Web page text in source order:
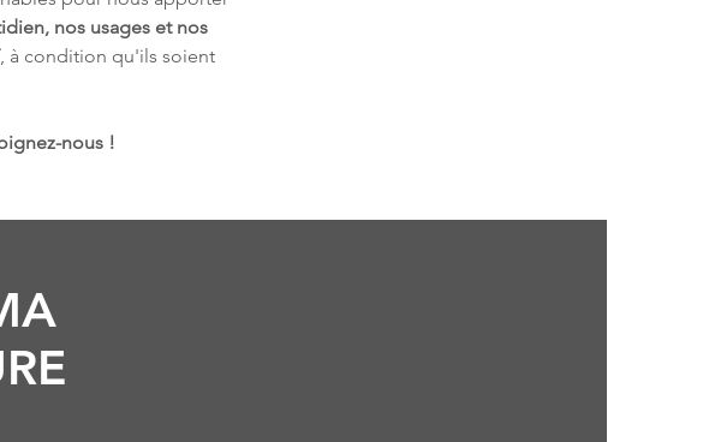
nos usages et nos
, à condition qu'ils soient
nous !